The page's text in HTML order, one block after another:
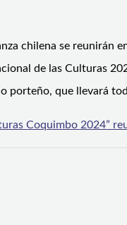
chilena se reunirán
de las Culturas
porteño, que llevará
Coquimbo 2024”